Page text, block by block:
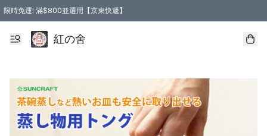
限時免運! 滿$800並選用【京東快遞】
紅の舍